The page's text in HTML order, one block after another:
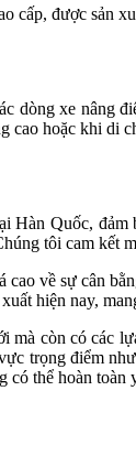
cấp, được sản
dòng xe nâng
hoặc khi di
Hàn Quốc,
tôi cam kết
về sự cân
hiện nay,
còn có các
trọng
thể hoàn